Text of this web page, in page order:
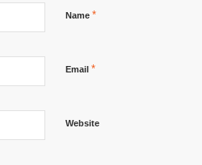
Name *
Email *
Website